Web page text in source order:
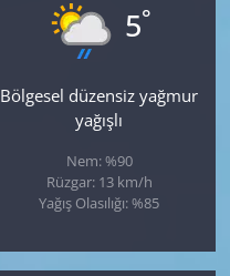
5°
Bölgesel düzensiz yağmur
yağışlı
Nem: %90
Rüzgar: 13 km/h
Yağış Olasılığı: %85